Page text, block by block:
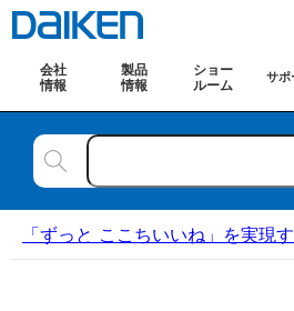
会社
情報
製品
情報
ショー
ルーム
サポ
「ずっと ここちいいね」を実現